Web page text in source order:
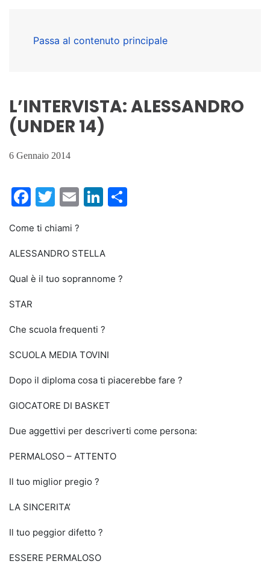
Passa al contenuto principale
L’INTERVISTA: ALESSANDRO
(UNDER 14)
6 Gennaio 2014
Facebook
Twitter
EmailLinkedIn
Come ti chiami ?
ALESSANDRO STELLA
Qual è il tuo soprannome ?
STAR
Che scuola frequenti ?
SCUOLA MEDIA TOVINI
Dopo il diploma cosa ti piacerebbe fare ?
GIOCATORE DI BASKET
Due aggettivi per descriverti come persona:
PERMALOSO – ATTENTO
Il tuo miglior pregio ?
LA SINCERITA’
Il tuo peggior difetto ?
ESSERE PERMALOSO